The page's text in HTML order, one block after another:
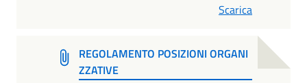
Scarica
REGOLAMENTO POSIZIONI ORGANI
ZZATIVE